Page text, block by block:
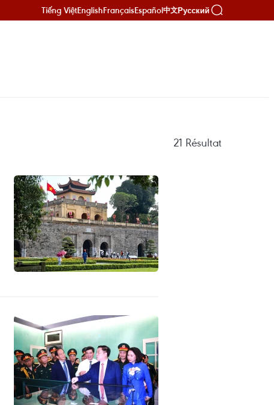
Tiếng ViệtEnglishFrançaisEspañol中文Русский
21 Résultat